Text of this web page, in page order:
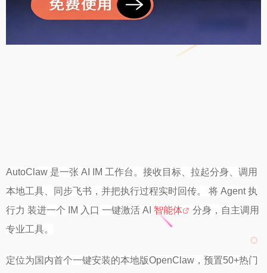
AutoClaw 是一张 AI IM 工作台。接收目标、拉起分身、调用
本地工具、同步飞书，并把执行过程实时回传。 将 Agent 执
行力 装进一个 IM 入口 一键激活 AI 智能体
分身，自主调用
专业工具。
定位为国内首个一键安装的本地版OpenClaw，预置50+热门